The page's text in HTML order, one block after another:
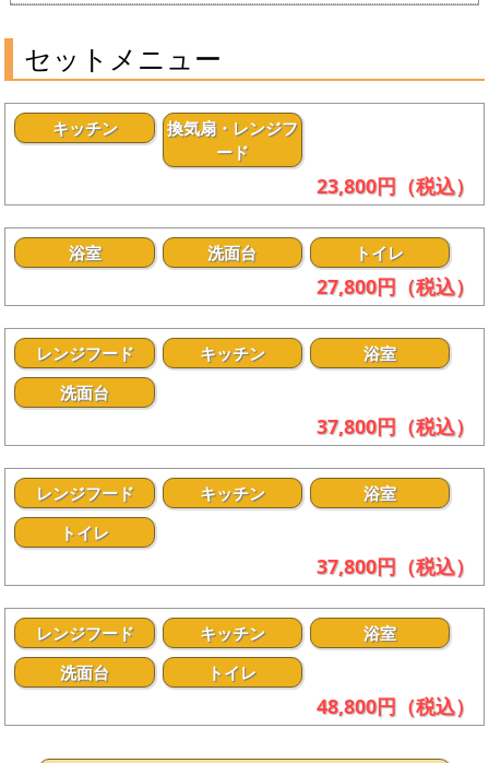
セットメニュー
キッチン
換気扇・レンジフ
ード
23,800円（税込）
浴室 洗面台 トイレ
27,800円（税込）
レンジフード キッチン
浴室
洗面台
37,800円（税込）
レンジフード キッチン
浴室
トイレ
37,800円（税込）
レンジフード キッチン
浴室
洗面台
トイレ
48,800円（税込）